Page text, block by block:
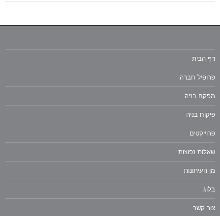
דף הבית
פרופיל חברה
מפקח בניה
פיקוח בניה
פרוייקטים
שאלות נפוצות
מן העיתונות
בלוג
צור קשר